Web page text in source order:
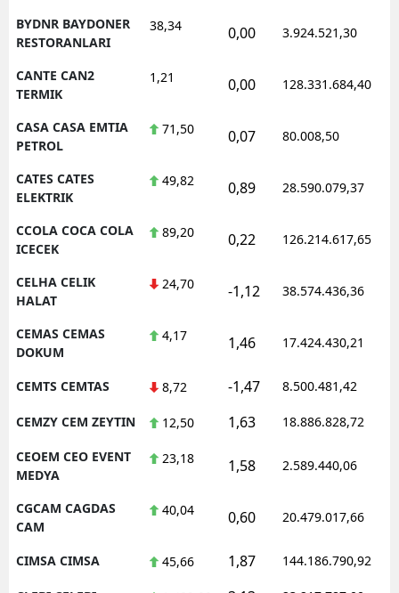
BYDNR BAYDONER
RESTORANLARI
38,34 0,00 3.924.521,30
CANTE CAN2
TERMIK
1,21 0,00 128.331.684,40
CASA CASA EMTIA
PETROL
71,50 0,07 80.008,50
CATES CATES
ELEKTRIK
49,82 0,89 28.590.079,37
CCOLA COCA COLA
ICECEK
89,20 0,22 126.214.617,65
CELHA CELIK
HALAT
24,70 -1,12 38.574.436,36
CEMAS CEMAS
DOKUM
4,17 1,46 17.424.430,21
CEMTS CEMTAS 8,72 -1,47 8.500.481,42
CEMZY CEM ZEYTIN 12,50 1,63 18.886.828,72
CEOEM CEO EVENT
MEDYA
23,18 1,58 2.589.440,06
CGCAM CAGDAS
CAM
40,04 0,60 20.479.017,66
CIMSA CIMSA 45,66 1,87 144.186.790,92